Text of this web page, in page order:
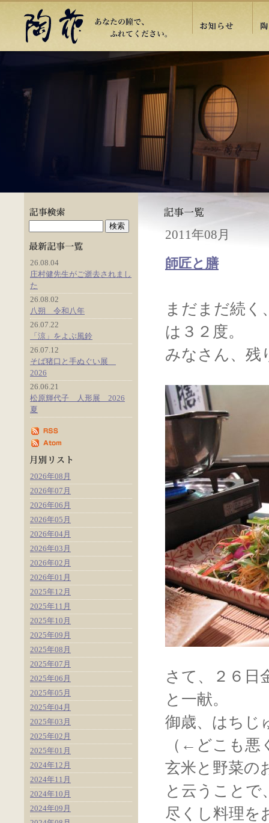
2011年08月
師匠と膳
まだまだ続く
は３２度。
みなさん、残
さて、２６日
と一献。
御歳、はちじ
（←どこも悪
玄米と野菜の
と云うこと
尽くし料理を
26.08.04
庄村健先生がご逝去されまし
た
26.08.02
八朔 令和八年
26.07.22
「涼」をよぶ風鈴
26.07.12
そば猪口と手ぬぐい展
2026
26.06.21
松原輝代子 人形展 2026
夏
2026年08月
2026年07月
2026年06月
2026年05月
2026年04月
2026年03月
2026年02月
2026年01月
2025年12月
2025年11月
2025年10月
2025年09月
2025年08月
2025年07月
2025年06月
2025年05月
2025年04月
2025年03月
2025年02月
2025年01月
2024年12月
2024年11月
2024年10月
2024年09月